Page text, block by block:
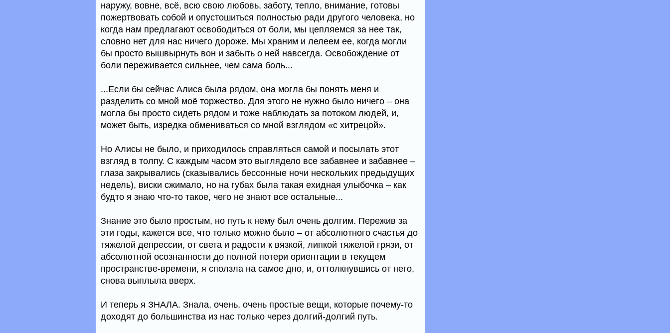
наружу, вовне, всё, всю свою любовь, заботу, тепло, внимание, готовы
пожертвовать собой и опустошиться полностью ради другого человека, но
когда нам предлагают освободиться от боли, мы цепляемся за нее так,
словно нет для нас ничего дороже. Мы храним и лелеем ее, когда могли
бы просто вышвырнуть вон и забыть о ней навсегда. Освобождение от
боли переживается сильнее, чем сама боль...
...Если бы сейчас Алиса была рядом, она могла бы понять меня и
разделить со мной моё торжество. Для этого не нужно было ничего – она
могла бы просто сидеть рядом и тоже наблюдать за потоком людей, и,
может быть, изредка обмениваться со мной взглядом «с хитрецой».
Но Алисы не было, и приходилось справляться самой и посылать этот
взгляд в толпу. С каждым часом это выглядело все забавнее и забавнее –
глаза закрывались (сказывались бессонные ночи нескольких предыдущих
недель), виски сжимало, но на губах была такая ехидная улыбочка – как
будто я знаю что-то такое, чего не знают все остальные...
Знание это было простым, но путь к нему был очень долгим. Пережив за
эти годы, кажется все, что только можно было – от абсолютного счастья до
тяжелой депрессии, от света и радости к вязкой, липкой тяжелой грязи, от
абсолютной осознанности до полной потери ориентации в текущем
пространстве-времени, я сползла на самое дно, и, оттолкнувшись от него,
снова выплыла вверх.
И теперь я ЗНАЛА. Знала, очень, очень простые вещи, которые почему-то
доходят до большинства из нас только через долгий-долгий путь.